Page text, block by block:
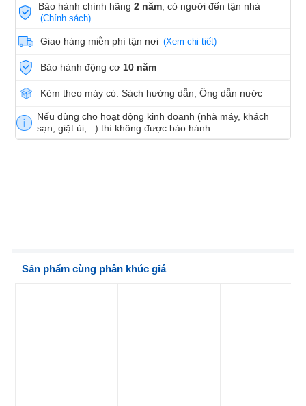
Bảo hành chính hãng2 năm , có người đến tận nhà
(Chính sách)
Giao hàng miễn phí tận nơi (Xem chi tiết)
Bảo hành động cơ 10 năm
Kèm theo máy có: Sách hướng dẫn, Ống dẫn nước
Nếu dùng cho hoạt động kinh doanh (nhà máy, khách
sạn, giặt ủi,...) thì không được bảo hành
Sản phẩm cùng phân khúc giá